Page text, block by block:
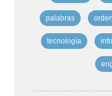
palabras
tecnología